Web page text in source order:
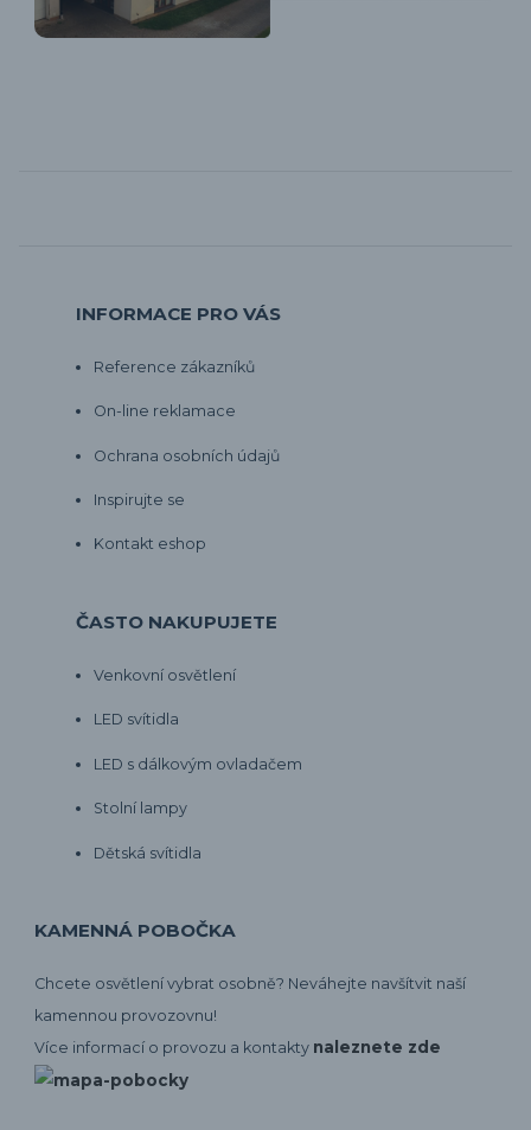
INFORMACE PRO VÁS
Reference zákazníků
On-line reklamace
Ochrana osobních údajů
Inspirujte se
Kontakt eshop
ČASTO NAKUPUJETE
Venkovní osvětlení
LED svítidla
LED s dálkovým ovladačem
Stolní lampy
Dětská svítidla
KAMENNÁ POBOČKA
Chcete osvětlení vybrat osobně? Neváhejte navšítvit naší
kamennou provozovnu!
Více informací o provozu a kontakty naleznete zde